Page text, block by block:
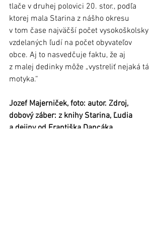
tlače v druhej polovici 20. stor., podľa
ktorej mala Starina z nášho okresu
v tom čase najväčší počet vysokoškolsky
vzdelaných ľudí na počet obyvateľov
obce. Aj to nasvedčuje faktu, že aj
z malej dedinky môže „vystreliť nejaká tá
motyka.“
Jozef Majerniček, foto: autor. Zdroj,
dobový záber: z knihy Starina, Ľudia
a dejiny od Františka Dancáka